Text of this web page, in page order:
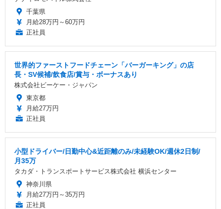
千葉県
月給28万円～60万円
正社員
世界的ファーストフードチェーン「バーガーキング」の店
長・SV候補/飲食店/賞与・ボーナスあり
株式会社ビーケー・ジャパン
東京都
月給27万円
正社員
小型ドライバー/日勤中心&近距離のみ/未経験OK/週休2日制/
月35万
タカダ・トランスポートサービス株式会社 横浜センター
神奈川県
月給27万円～35万円
正社員